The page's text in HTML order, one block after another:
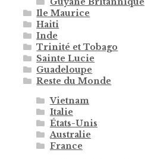
Ile Maurice
Haiti
Inde
Trinité et Tobago
Sainte Lucie
Guadeloupe
Reste du Monde
Vietnam
Italie
États-Unis
Australie
France